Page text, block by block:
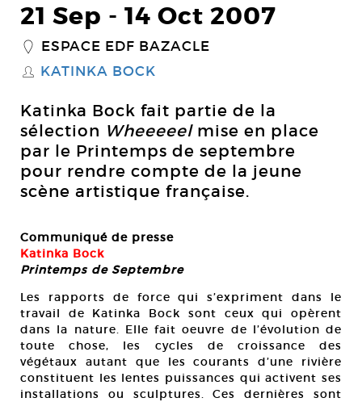
21 Sep - 14 Oct 2007
_ ESPACE EDF BAZACLE
S KATINKA BOCK
Katinka Bock fait partie de la
sélection Wheeeeelmise en place
par le Printemps de septembre
pour rendre compte de la jeune
scène artistique française.
Communiqué de presse
Katinka Bock
Printemps de Septembre
Les rapports de force qui s’expriment dans le
travail de Katinka Bock sont ceux qui opèrent
dans la nature. Elle fait oeuvre de l’évolution de
toute chose, les cycles de croissance des
végétaux autant que les courants d’une rivière
constituent les lentes puissances qui activent ses
installations ou sculptures. Ces dernières sont